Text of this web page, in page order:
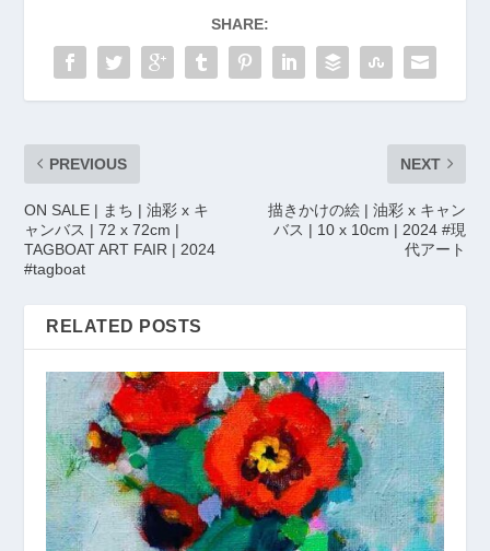
SHARE:
PREVIOUS
ON SALE | まち | 油彩 x キ
ャンバス | 72 x 72cm |
TAGBOAT ART FAIR | 2024
#tagboat
NEXT
描きかけの絵 | 油彩 x キャン
バス | 10 x 10cm | 2024 #現
代アート
RELATED POSTS